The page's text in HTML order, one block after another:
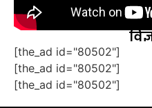
[the_ad id="80502"]
[the_ad id="80502"]
[the_ad id="80502"]